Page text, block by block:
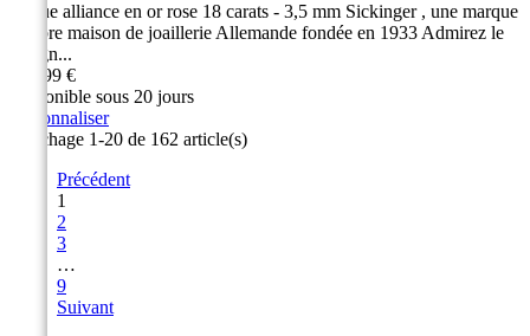
Bague alliance en or rose 18 carats - 3,5 mm Sickinger , une marque
célèbre maison de joaillerie Allemande fondée en 1933 Admirez le
design...
999,99 €
Disponible sous 20 jours
Personnaliser
Affichage 1-20 de 162 article(s)
Précédent
1
2
3
…
9
Suivant